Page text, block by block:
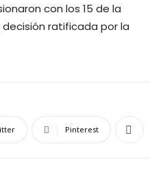
con los 15 de la
ratificada por la
Pinterest